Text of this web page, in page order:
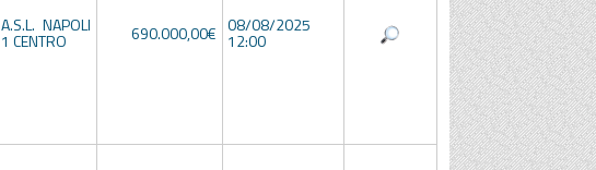
A.S.L. NAPOLI
1 CENTRO 690.000,00€ 08/08/2025
12:00